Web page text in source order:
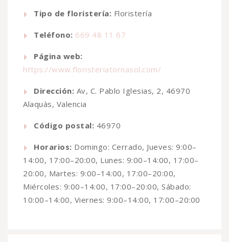
Tipo de floristería: Floristería
Teléfono: 669 48 11 67
Página web:
https://www.floristeriatornasol.com/
Dirección: Av, C. Pablo Iglesias, 2, 46970
Alaquàs, Valencia
Código postal: 46970
Horarios: Domingo: Cerrado, Jueves: 9:00–
14:00, 17:00–20:00, Lunes: 9:00–14:00, 17:00–
20:00, Martes: 9:00–14:00, 17:00–20:00,
Miércoles: 9:00–14:00, 17:00–20:00, Sábado:
10:00–14:00, Viernes: 9:00–14:00, 17:00–20:00